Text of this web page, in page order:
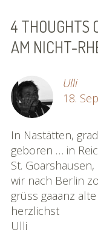
4 THOUGHTS
AM NICHT-
Ulli
18.
In Nastätten,
geboren … in
St.
wir nach Berlin
grüss gaaanz
herzlichst
Ulli